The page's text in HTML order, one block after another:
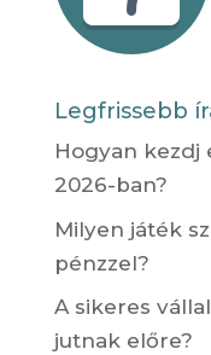
Legfrissebb
Hogyan
2026-ban?
Milyen játék
pénzzel?
A sikeres
jutnak előre?